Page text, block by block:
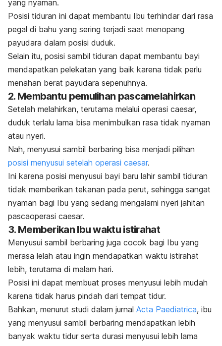
yang nyaman.
Posisi tiduran ini dapat membantu Ibu terhindar dari rasa
pegal di bahu yang sering terjadi saat menopang
payudara dalam posisi duduk.
Selain itu, posisi sambil tiduran dapat membantu bayi
mendapatkan pelekatan yang baik karena tidak perlu
menahan berat payudara sepenuhnya.
2. Membantu pemulihan pascamelahirkan
Setelah melahirkan, terutama melalui operasi caesar,
duduk terlalu lama bisa menimbulkan rasa tidak nyaman
atau nyeri.
Nah, menyusui sambil berbaring bisa menjadi pilihan
posisi menyusui setelah operasi caesar.
Ini karena posisi menyusui bayi baru lahir sambil tiduran
tidak memberikan tekanan pada perut, sehingga sangat
nyaman bagi Ibu yang sedang mengalami nyeri jahitan
pascaoperasi caesar.
3. Memberikan Ibu waktu istirahat
Menyusui sambil berbaring juga cocok bagi Ibu yang
merasa lelah atau ingin mendapatkan waktu istirahat
lebih, terutama di malam hari.
Posisi ini dapat membuat proses menyusui lebih mudah
karena tidak harus pindah dari tempat tidur.
Bahkan, menurut studi dalam jurnal Acta Paediatrica, ibu
yang menyusui sambil berbaring mendapatkan lebih
banyak waktu tidur serta durasi menyusui lebih lama